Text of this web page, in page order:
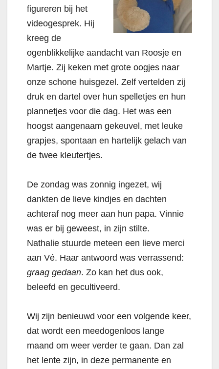
figureren bij het
videogesprek. Hij
kreeg de
ogenblikkelijke aandacht van Roosje en
Martje. Zij keken met grote oogjes naar
onze schone huisgezel. Zelf vertelden zij
druk en dartel over hun spelletjes en hun
plannetjes voor die dag. Het was een
hoogst aangenaam gekeuvel, met leuke
grapjes, spontaan en hartelijk gelach van
de twee kleutertjes.
De zondag was zonnig ingezet, wij
dankten de lieve kindjes en dachten
achteraf nog meer aan hun papa. Vinnie
was er bij geweest, in zijn stilte.
Nathalie stuurde meteen een lieve merci
aan Vé. Haar antwoord was verrassend:
graag gedaan. Zo kan het dus ook,
beleefd en gecultiveerd.
Wij zijn benieuwd voor een volgende keer,
dat wordt een meedogenloos lange
maand om weer verder te gaan. Dan zal
het lente zijn, in deze permanente en